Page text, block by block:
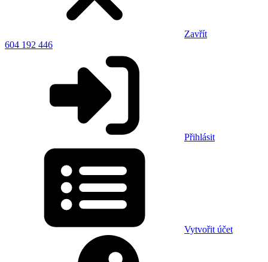
Zavřít
604 192 446
Přihlásit
Vytvořit účet